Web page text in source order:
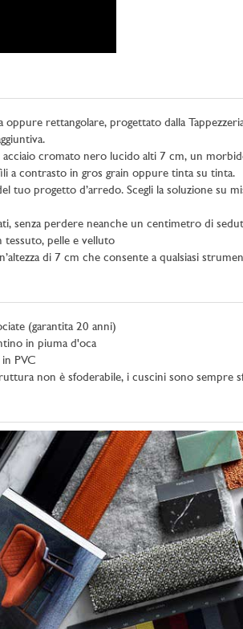
rettangolare, progettato dalla
cromato nero lucido alti 7 cm, un
a contrasto in gros grain oppure tinta su tinta.
tuo progetto d’arredo. Scegli la soluzione su
senza perdere neanche un centimetro di
tessuto, pelle e velluto
di 7 cm che consente a qualsiasi
(garantita 20 anni)
in piuma d'oca
PVC
non è sfoderabile, i cuscini sono sempre